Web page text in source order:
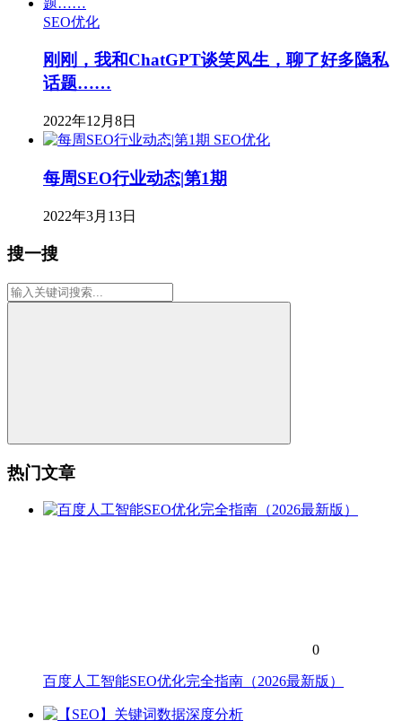
SEO优化
刚刚，我和ChatGPT谈笑风生，聊了好多隐私
话题……
2022年12月8日
SEO优化
每周SEO行业动态|第1期
2022年3月13日
搜一搜
热门文章
0
百度人工智能SEO优化完全指南（2026最新版）